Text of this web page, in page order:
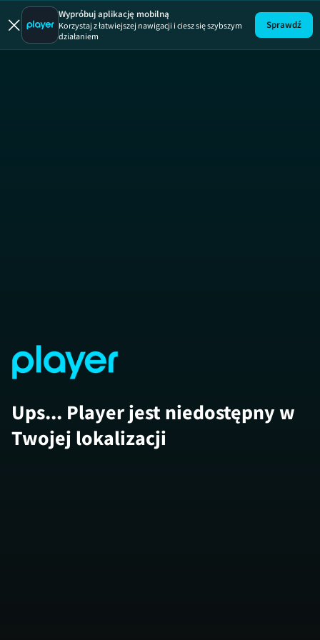
Wypróbuj aplikację mobilną
Korzystaj z łatwiejszej nawigacji i ciesz się szybszym
działaniem
Sprawdź
Ups... Player jest niedostępny w
Twojej lokalizacji